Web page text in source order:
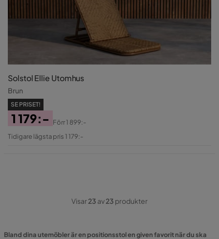
Solstol Ellie Utomhus
Brun
SE PRISET!
Pris
1 179:-
Original
Förr1 899:-
Tidigare lägsta pris 1 179:-
Visar23 av23 produkter
Bland dina utemöbler är en positionsstol en given favorit när du ska